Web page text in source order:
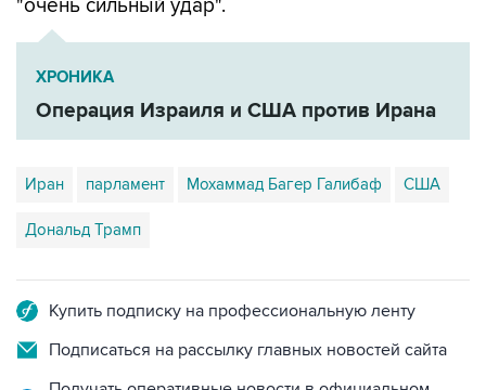
ХРОНИКА
Операция Израиля и США против Ирана
Иран парламент Мохаммад Багер Галибаф США
Дональд Трамп
Подписаться на рассылку главных новостей сайта
Получать оперативные новости в официальном